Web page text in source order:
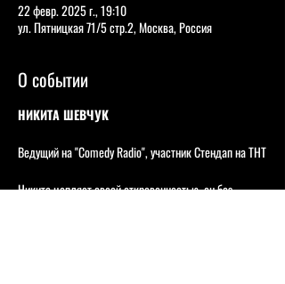
22 февр. 2025 г., 19:10
ул. Пятницкая 71/5 стр.2, Москва, Россия
О событии
НИКИТА ШЕВЧУК
Ведущий на "Comedy Radio", участник Стендап на ТНТ
Никита цепляет своей откровенностью, он без